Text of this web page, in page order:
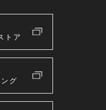
トア
グ